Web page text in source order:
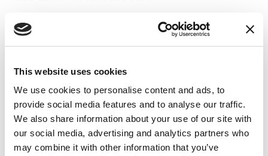
This website uses cookies
We use cookies to personalise content and ads, to
provide social media features and to analyse our traffic.
We also share information about your use of our site with
our social media, advertising and analytics partners who
may combine it with other information that you’ve
Medicamentos para síntomas
motores
LEER AHORA